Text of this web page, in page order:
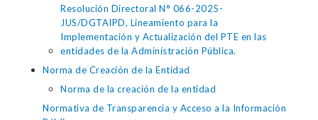
Resolución Directoral N° 066-2025-
JUS/DGTAIPD, Lineamiento para la
Implementación y Actualización del PTE en las
entidades de la Administración Pública.
Norma de Creación de la Entidad
Norma de la creación de la entidad
Normativa de Transparencia y Acceso a la Información